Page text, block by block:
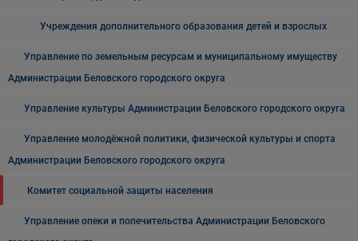
Учреждения дополнительного образования детей и взрослых
Управление по земельным ресурсам и муниципальному имуществу
Администрации Беловского городского округа
Управление культуры Администрации Беловского городского округа
Управление молодёжной политики, физической культуры и спорта
Администрации Беловского городского округа
Комитет социальной защиты населения
Управление опеки и попечительства Администрации Беловского